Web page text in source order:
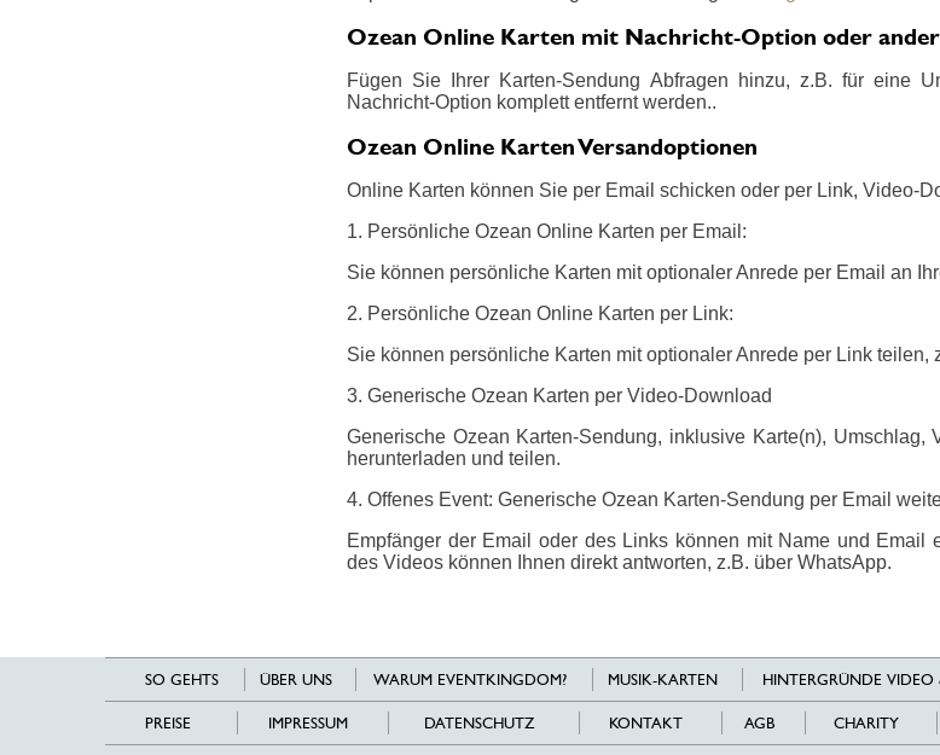
Ozean Online Karten mit Nachricht-Option oder
Fügen Sie Ihrer Karten-Sendung Abfragen hinzu, z.B. für eine
Nachricht-Option komplett entfernt werden..
Ozean Online Karten Versandoptionen
Online Karten können Sie per Email schicken oder per Link, Video-
1. Persönliche Ozean Online Karten per Email:
Sie können persönliche Karten mit optionaler Anrede per Email an
2. Persönliche Ozean Online Karten per Link:
Sie können persönliche Karten mit optionaler Anrede per Link teilen,
3. Generische Ozean Karten per Video-Download
Generische Ozean Karten-Sendung, inklusive Karte(n), Umschlag,
herunterladen und teilen.
4. Offenes Event: Generische Ozean Karten-Sendung per Email
Empfänger der Email oder des Links können mit Name und Email
des Videos können Ihnen direkt antworten, z.B. über WhatsApp.
SO GEHTS ÜBER UNS WARUM EVENTKINGDOM? MUSIK-KARTEN HINTERGRÜNDE VIDEO
PREISE IMPRESSUM DATENSCHUTZ KONTAKT AGB CHARITY